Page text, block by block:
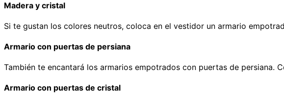
Madera y cristal
Si te gustan los colores neutros, coloca en el vestidor un armario
Armario con puertas de persiana
También te encantará los armarios empotrados con puertas de persiana.
Armario con puertas de cristal